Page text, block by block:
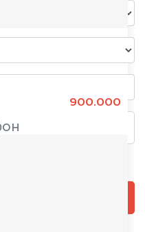
900.000